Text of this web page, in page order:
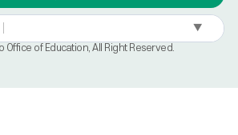
▼
of Education, All Right Reserved.